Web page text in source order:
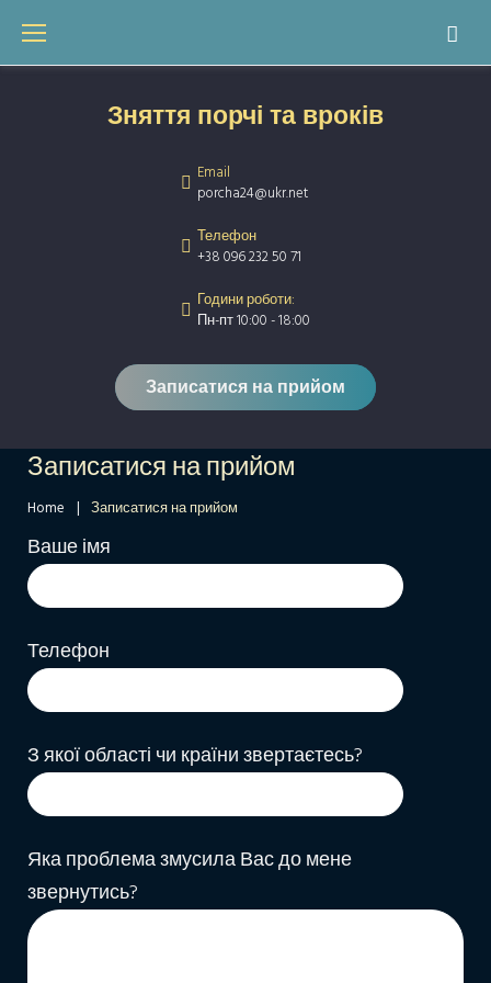
Зняття порчі та вроків
Email
porcha24@ukr.net
Телефон
+38 096 232 50 71
Години роботи:
Пн-пт 10:00 - 18:00
Записатися на прийом
Записатися на прийом
Home | Записатися на прийом
Записатися
на
прийом
Ваше імя
Телефон
З якої області чи країни звертаєтесь?
Яка проблема змусила Вас до мене
звернутись?